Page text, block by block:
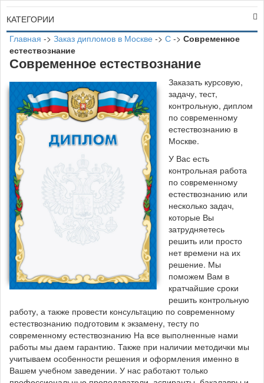
КАТЕГОРИИ
Главная -> Заказ дипломов в Москве -> С -> Современное
естествознание
Современное естествознание
Заказать курсовую,
задачу, тест,
контрольную, диплом
по современному
естествознанию в
Москве.
У Вас есть
контрольная работа
по современному
естествознанию или
несколько задач,
которые Вы
затрудняетесь
решить или просто
нет времени на их
решение. Мы
поможем Вам в
кратчайшие сроки
решить контрольную
работу, а также провести консультацию по современному
естествознанию подготовим к экзамену, тесту по
современному естествознанию На все выполненные нами
работы мы даем гарантию. Также при наличии методички мы
учитываем особенности решения и оформления именно в
Вашем учебном заведении. У нас работают только